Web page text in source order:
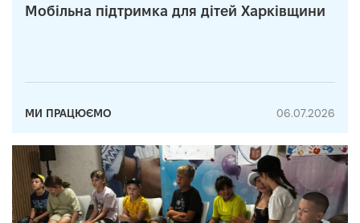
Мобільна підтримка для дітей Харківщини
МИ ПРАЦЮЄМО 06.07.2026